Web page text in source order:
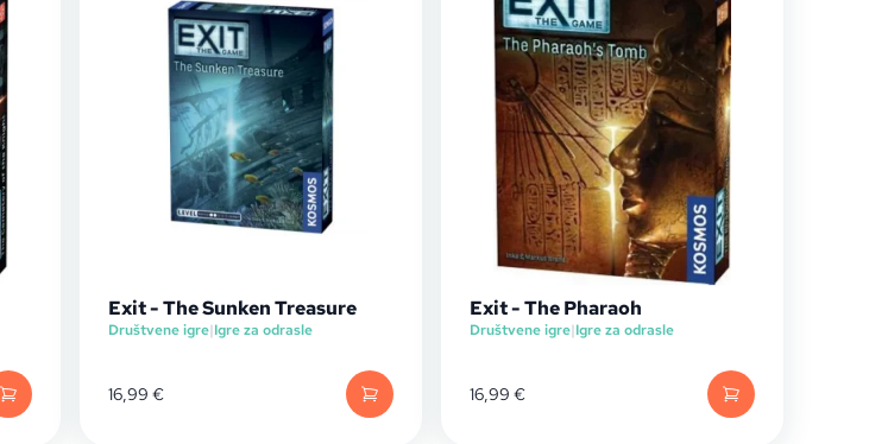
Exit - The Sunken Treasure
Društvene igre|Igre za odrasle
16,99 €
Exit - The Pharaoh
Društvene igre|Igre za odrasle
16,99 €